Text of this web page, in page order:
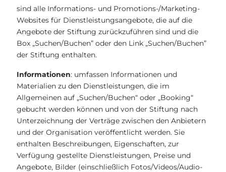
sind alle Informations- und Promotions-/Marketing-
Websites für Dienstleistungsangebote, die auf die
Angebote der Stiftung zurückzuführen sind und die
Box „Suchen/Buchen” oder den Link „Suchen/Buchen”
der Stiftung enthalten.
Informationen: umfassen Informationen und
Materialien zu den Dienstleistungen, die im
Allgemeinen auf „Suchen/Buchen“ oder „Booking“
gebucht werden können und von der Stiftung nach
Unterzeichnung der Verträge zwischen den Anbietern
und der Organisation veröffentlicht werden. Sie
enthalten Beschreibungen, Eigenschaften, zur
Verfügung gestellte Dienstleistungen, Preise und
Angebote, Bilder (einschließlich Fotos/Videos/Audio-